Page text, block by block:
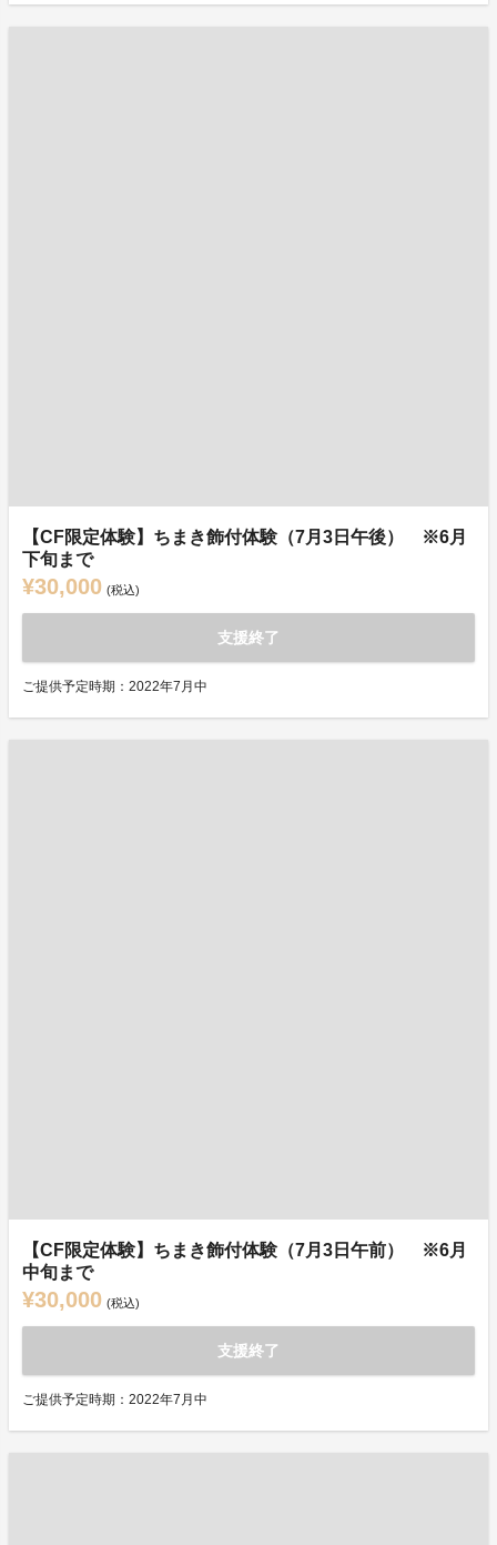
【CF限定体験】ちまき飾付体験（7月3日午後） ※6月
下旬まで
¥30,000 (税込)
支援終了
ご提供予定時期：2022年7月中
【CF限定体験】ちまき飾付体験（7月3日午前） ※6月
中旬まで
¥30,000 (税込)
支援終了
ご提供予定時期：2022年7月中